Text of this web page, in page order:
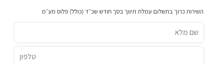
השירות כרוך בתשלום עמלת תיווך בסך חודש שכ״ד (כולל) פלוס מע״מ